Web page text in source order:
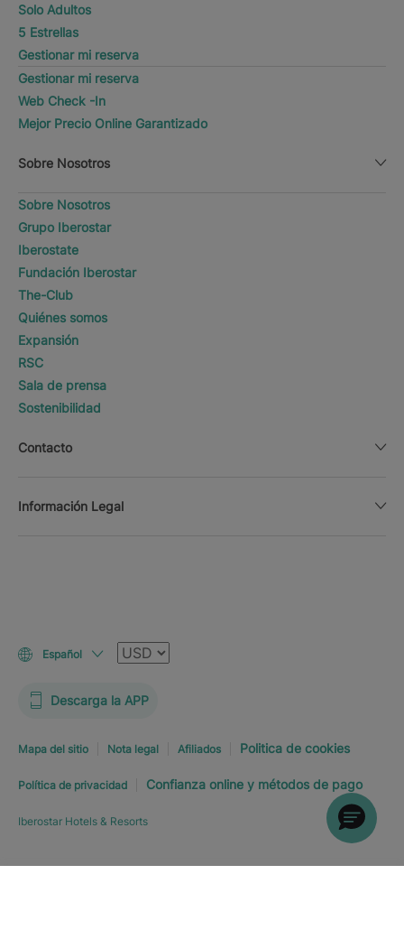
Solo Adultos
5 Estrellas
Gestionar mi reserva
Gestionar mi reserva
Web Check -In
Mejor Precio Online Garantizado
Sobre Nosotros
Sobre Nosotros
Grupo Iberostar
Iberostate
Fundación Iberostar
The-Club
Quiénes somos
Expansión
RSC
Sala de prensa
Sostenibilidad
Contacto
Información Legal
Español Moneda
Descarga la APP
Mapa del sitio Nota legal Afiliados Politica de cookies
Política de privacidad Confianza online y métodos de pago
Iberostar Hotels & Resorts